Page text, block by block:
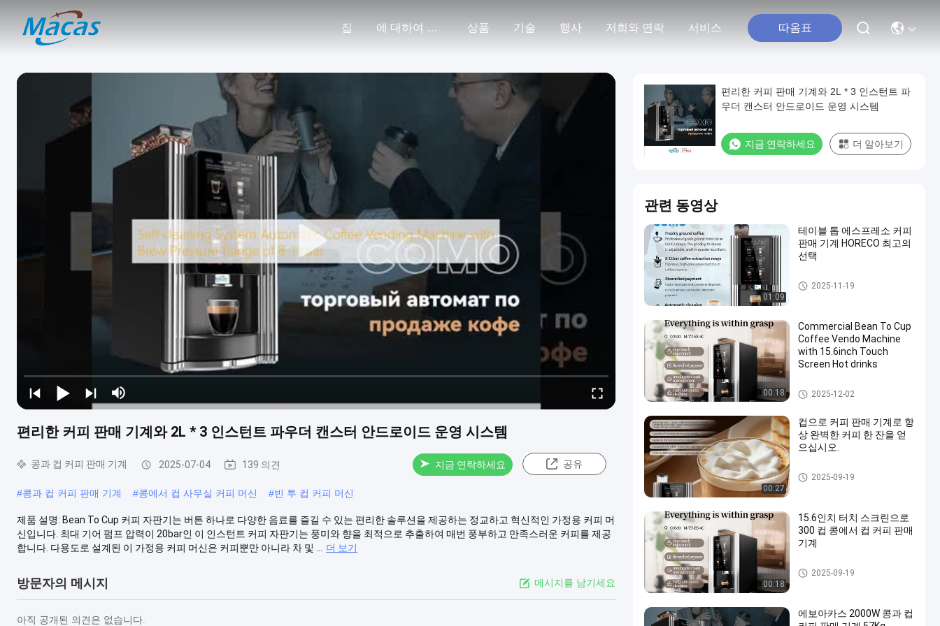
집 에 대하여 미국 상품 기술 행사 저희와 연락 서비스 따옴표
편리한 커피 판매 기계와 2L * 3 인스턴트 파우더 캔스터 안드로이드 운영 시스템
콩과 컵 커피 판매 기계 2025-07-04 139 의견 지금 연락하세요 공유
#콩과 컵 커피 판매 기계 #콩에서 컵 사무실 커피 머신 #빈 투 컵 커피 머신
제품 설명: Bean To Cup 커피 자판기는 버튼 하나로 다양한 음료를 즐길 수 있는 편리한 솔루션을 제공하는 정교하고 혁신적인 가정용 커피 머
신입니다. 최대 기어 펌프 압력이 20bar인 이 인스턴트 커피 자판기는 풍미와 향을 최적으로 추출하여 매번 풍부하고 만족스러운 커피를 제공
합니다. 다용도로 설계된 이 가정용 커피 머신은 커피뿐만 아니라 차 및 ...
더 보기
방문자의 메시지 메시지를 남기세요
아직 공개된 의견은 없습니다.
편리한 커피 판매 기계와 2L * 3 인스턴트 파
우더 캔스터 안드로이드 운영 시스템
지금 연락하세요 더 알아보기
관련 동영상
01:09
테이블 톱 에스프레소 커피
판매 기계 HORECO 최고의
선택
콩과 컵 커피 판매 기계
2025-11-19
00:18
Commercial Bean To Cup
Coffee Vendo Machine
with 15.6inch Touch
Screen Hot drinks
콩과 컵 커피 판매 기계
2025-12-02
00:27
컵으로 커피 판매 기계로 항
상 완벽한 커피 한 잔을 얻
으십시오.
콩과 컵 커피 판매 기계
2025-09-19
00:18
15.6인치 터치 스크린으로
300 컵 콩에서 컵 커피 판매
기계
콩과 컵 커피 판매 기계
2025-09-19
에보아카스 2000W 콩과 컵